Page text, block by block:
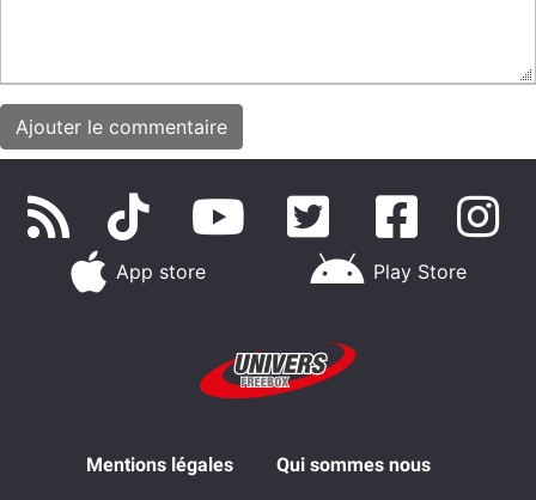
App store Play Store
Mentions légales Qui sommes nous